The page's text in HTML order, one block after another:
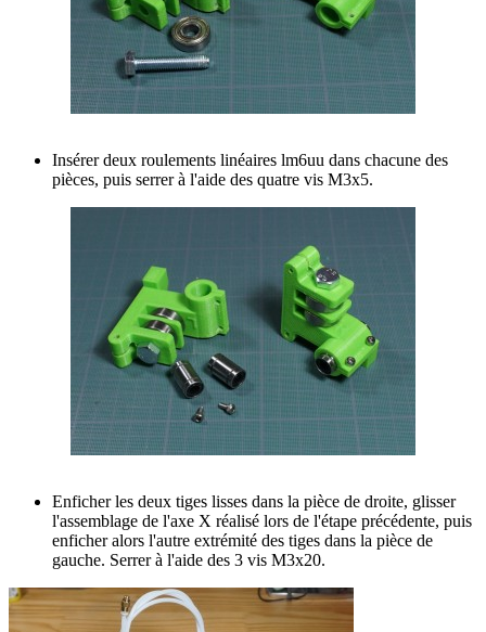
Insérer deux roulements linéaires lm6uu dans chacune des
pièces, puis serrer à l'aide des quatre vis M3x5.
Enficher les deux tiges lisses dans la pièce de droite, glisser
l'assemblage de l'axe X réalisé lors de l'étape précédente, puis
enficher alors l'autre extrémité des tiges dans la pièce de
gauche. Serrer à l'aide des 3 vis M3x20.